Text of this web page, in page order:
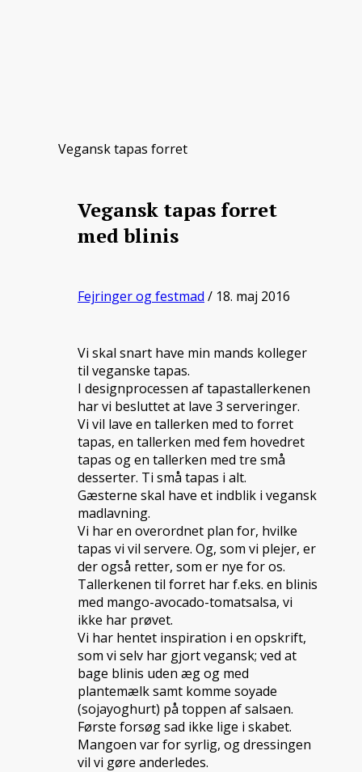
Vegansk tapas forret
Vegansk tapas forret
med blinis
Fejringer og festmad / 18. maj 2016
Vi skal snart have min mands kolleger
til veganske tapas.
I designprocessen af tapastallerkenen
har vi besluttet at lave 3 serveringer.
Vi vil lave en tallerken med to forret
tapas, en tallerken med fem hovedret
tapas og en tallerken med tre små
desserter. Ti små tapas i alt.
Gæsterne skal have et indblik i vegansk
madlavning.
Vi har en overordnet plan for, hvilke
tapas vi vil servere. Og, som vi plejer, er
der også retter, som er nye for os.
Tallerkenen til forret har f.eks. en blinis
med mango-avocado-tomatsalsa, vi
ikke har prøvet.
Vi har hentet inspiration i en opskrift,
som vi selv har gjort vegansk; ved at
bage blinis uden æg og med
plantemælk samt komme soyade
(sojayoghurt) på toppen af salsaen.
Første forsøg sad ikke lige i skabet.
Mangoen var for syrlig, og dressingen
vil vi gøre anderledes.